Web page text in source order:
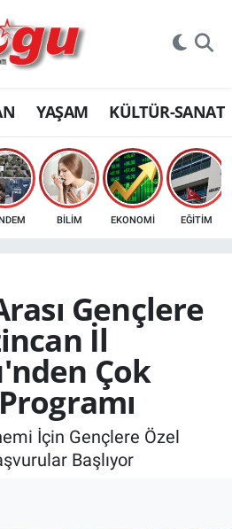
YAŞAM KÜLTÜR-SANAT
BİLİM EKONOMİ EĞİTİM
Gençlere
İl
Çok
İçin Gençlere Özel
Başlıyor